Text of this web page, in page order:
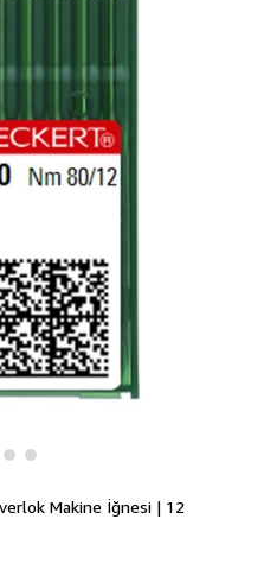
Makine İğnesi | 12